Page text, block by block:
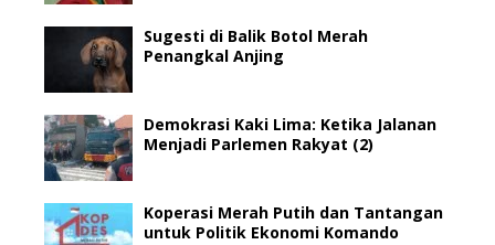
Sugesti di Balik Botol Merah
Penangkal Anjing
Demokrasi Kaki Lima: Ketika Jalanan
Menjadi Parlemen Rakyat (2)
Koperasi Merah Putih dan Tantangan
untuk Politik Ekonomi Komando